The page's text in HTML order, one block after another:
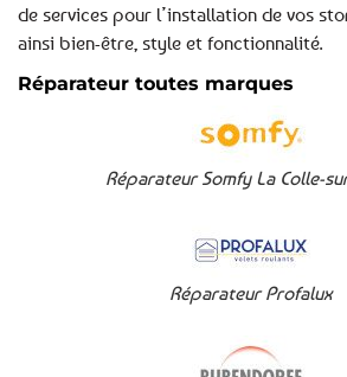
de services pour l’installation de vos
ainsi bien-être, style et fonctionnalité.
Réparateur toutes marques
Réparateur Somfy La Colle-
Réparateur Profalux